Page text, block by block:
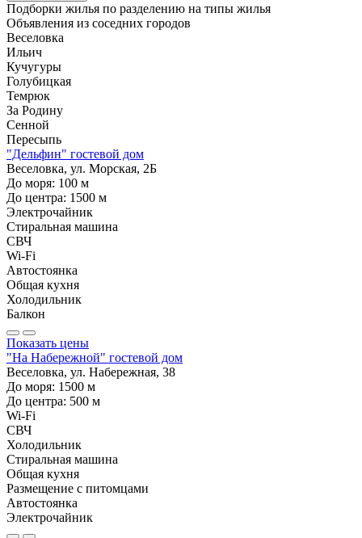
Подборки жилья по разделению на типы жилья
Объявления из соседних городов
Веселовка
Ильич
Кучугуры
Голубицкая
Темрюк
За Родину
Сенной
Пересыпь
"Дельфин" гостевой дом
Веселовка, ул. Морская, 2Б
До моря: 100 м
До центра: 1500 м
Электрочайник
Стиральная машина
СВЧ
Wi-Fi
Автостоянка
Общая кухня
Холодильник
Балкон
Показать цены
"На Набережной" гостевой дом
Веселовка, ул. Набережная, 38
До моря: 1500 м
До центра: 500 м
Wi-Fi
СВЧ
Холодильник
Стиральная машина
Общая кухня
Размещение с питомцами
Автостоянка
Электрочайник